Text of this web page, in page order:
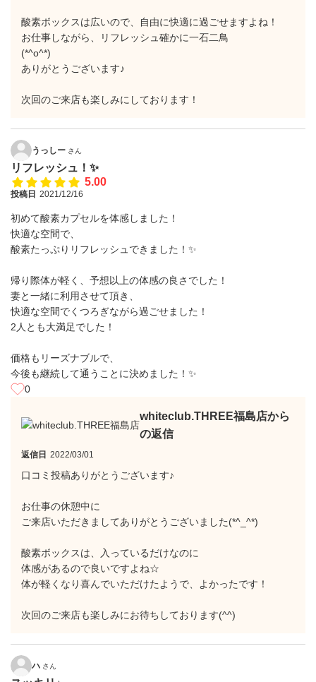
酸素ボックスは広いので、自由に快適に過ごせますよね！
お仕事しながら、リフレッシュ確かに一石二鳥
(*^o^*)
ありがとうございます♪
次回のご来店も楽しみにしております！
うっしー さん
リフレッシュ！✨
5.00
投稿日 2021/12/16
初めて酸素カプセルを体感しました！
快適な空間で、
酸素たっぷりリフレッシュできました！✨
帰り際体が軽く、予想以上の体感の良さでした！
妻と一緒に利用させて頂き、
快適な空間でくつろぎながら過ごせました！
2人とも大満足でした！
価格もリーズナブルで、
今後も継続して通うことに決めました！✨
0
whiteclub.THREE福島店から
の返信
返信日 2022/03/01
口コミ投稿ありがとうございます♪
お仕事の休憩中に
ご来店いただきましてありがとうございました(*^_^*)
酸素ボックスは、入っているだけなのに
体感があるので良いですよね☆
体が軽くなり喜んでいただけたようで、よかったです！
次回のご来店も楽しみにお待ちしております(^^)
ハ さん